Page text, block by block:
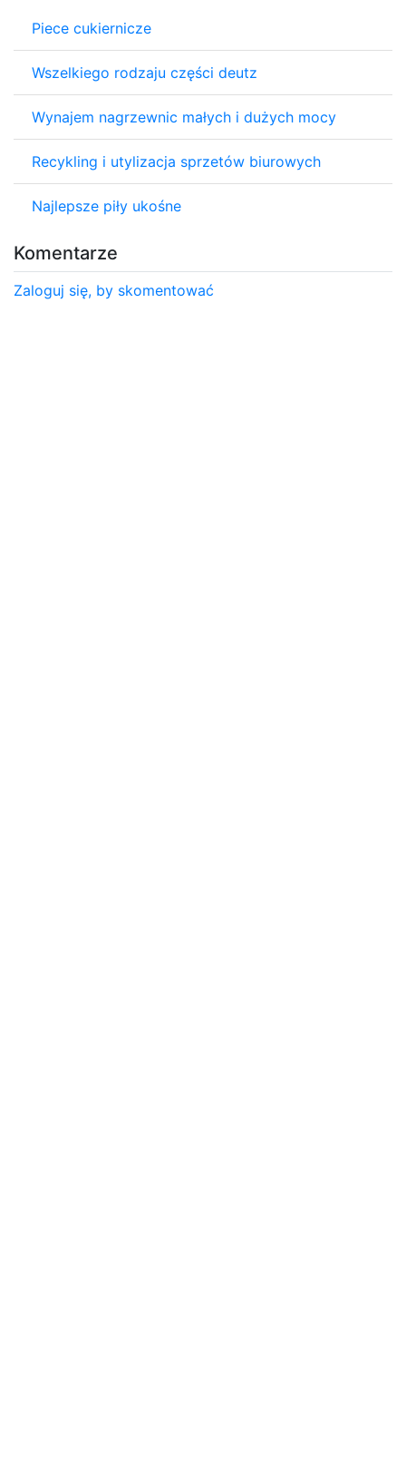
Piece cukiernicze
Wszelkiego rodzaju części deutz
Wynajem nagrzewnic małych i dużych mocy
Recykling i utylizacja sprzetów biurowych
Najlepsze piły ukośne
Komentarze
Zaloguj się, by skomentować